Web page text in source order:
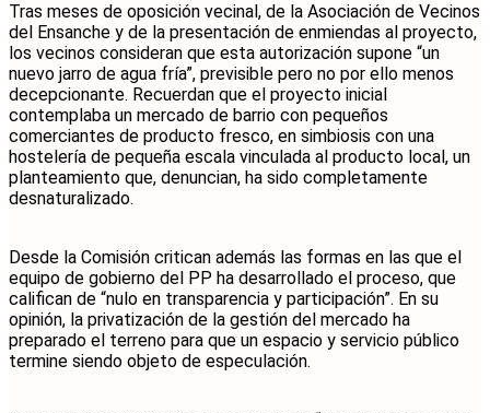
Tras meses de oposición vecinal, de la Asociación de Vecinos
del Ensanche y de la presentación de enmiendas al proyecto,
los vecinos consideran que esta autorización supone “un
nuevo jarro de agua fría”, previsible pero no por ello menos
decepcionante. Recuerdan que el proyecto inicial
contemplaba un mercado de barrio con pequeños
comerciantes de producto fresco, en simbiosis con una
hostelería de pequeña escala vinculada al producto local, un
planteamiento que, denuncian, ha sido completamente
desnaturalizado.
Desde la Comisión critican además las formas en las que el
equipo de gobierno del PP ha desarrollado el proceso, que
califican de “nulo en transparencia y participación”. En su
opinión, la privatización de la gestión del mercado ha
preparado el terreno para que un espacio y servicio público
termine siendo objeto de especulación.